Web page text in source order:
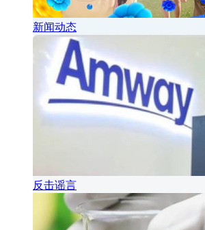
新闻动态
反击谣言